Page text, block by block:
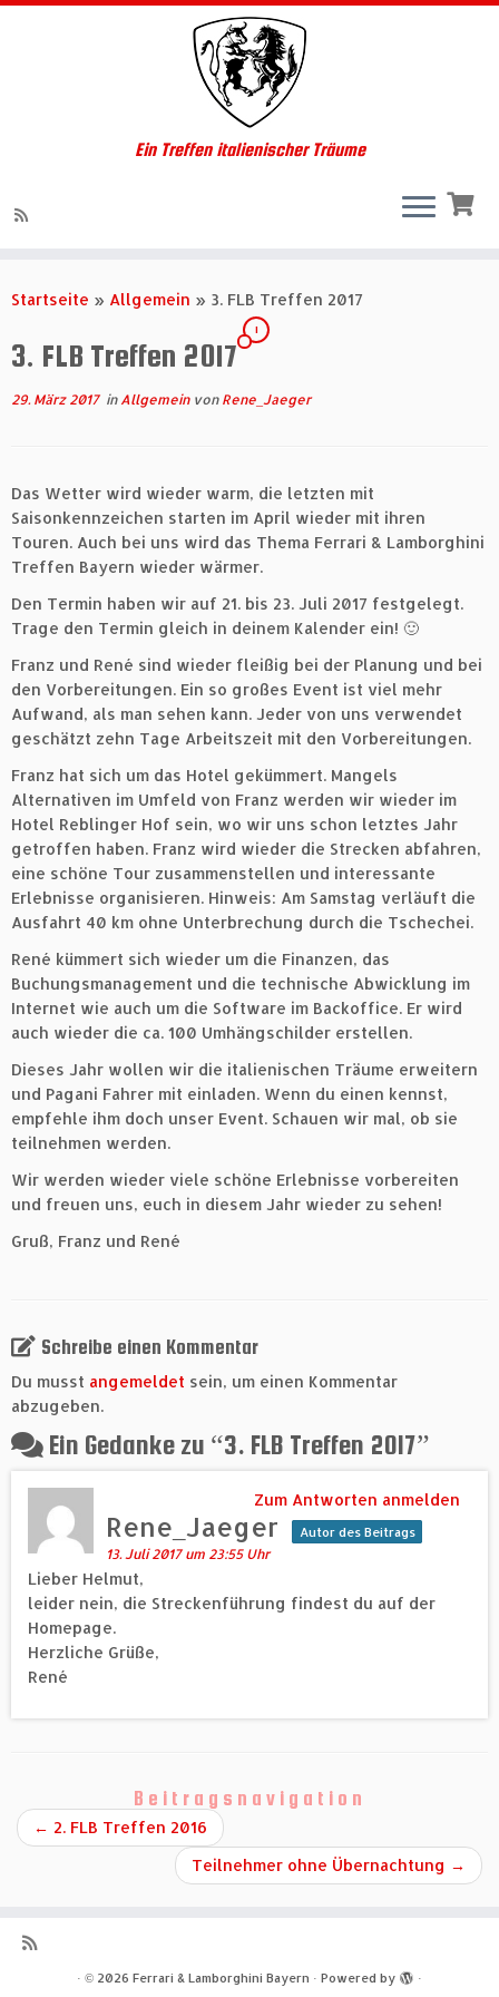
Inhalt
Ein Treffen italienischer Träume
Startseite » Allgemein » 3. FLB Treffen 2017
3. FLB Treffen 2017
1
29. März 2017in Allgemein von Rene_Jaeger
Das Wetter wird wieder warm, die letzten mit
Saisonkennzeichen starten im April wieder mit ihren
Touren. Auch bei uns wird das Thema Ferrari & Lamborghini
Treffen Bayern wieder wärmer.
Den Termin haben wir auf 21. bis 23. Juli 2017 festgelegt.
Trage den Termin gleich in deinem Kalender ein! 🙂
Franz und René sind wieder fleißig bei der Planung und bei
den Vorbereitungen. Ein so großes Event ist viel mehr
Aufwand, als man sehen kann. Jeder von uns verwendet
geschätzt zehn Tage Arbeitszeit mit den Vorbereitungen.
Franz hat sich um das Hotel gekümmert. Mangels
Alternativen im Umfeld von Franz werden wir wieder im
Hotel Reblinger Hof sein, wo wir uns schon letztes Jahr
getroffen haben. Franz wird wieder die Strecken abfahren,
eine schöne Tour zusammenstellen und interessante
Erlebnisse organisieren. Hinweis: Am Samstag verläuft die
Ausfahrt 40 km ohne Unterbrechung durch die Tschechei.
René kümmert sich wieder um die Finanzen, das
Buchungsmanagement und die technische Abwicklung im
Internet wie auch um die Software im Backoffice. Er wird
auch wieder die ca. 100 Umhängschilder erstellen.
Dieses Jahr wollen wir die italienischen Träume erweitern
und Pagani Fahrer mit einladen. Wenn du einen kennst,
empfehle ihm doch unser Event. Schauen wir mal, ob sie
teilnehmen werden.
Wir werden wieder viele schöne Erlebnisse vorbereiten
und freuen uns, euch in diesem Jahr wieder zu sehen!
Gruß, Franz und René
Schreibe einen Kommentar
Du musst angemeldet sein, um einen Kommentar
abzugeben.
Ein Gedanke zu “3. FLB Treffen 2017”
Zum Antworten anmelden
Rene_Jaeger
Autor des Beitrags
13. Juli 2017 um 23:55 Uhr
Lieber Helmut,
leider nein, die Streckenführung findest du auf der
Homepage.
Herzliche Grüße,
René
Beitragsnavigation
← 2. FLB Treffen 2016
Teilnehmer ohne Übernachtung →
· © 2026 Ferrari & Lamborghini Bayern · Powered by
·